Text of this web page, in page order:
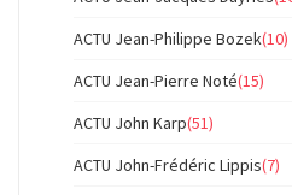
ACTU Jean-Philippe Bozek(10)
ACTU Jean-Pierre Noté(15)
ACTU John Karp(51)
ACTU John-Frédéric Lippis(7)